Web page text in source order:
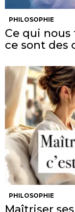
PHILOSOPHIE
Ce qui
ce sont des
PHILOSOPHIE
Maîtriser